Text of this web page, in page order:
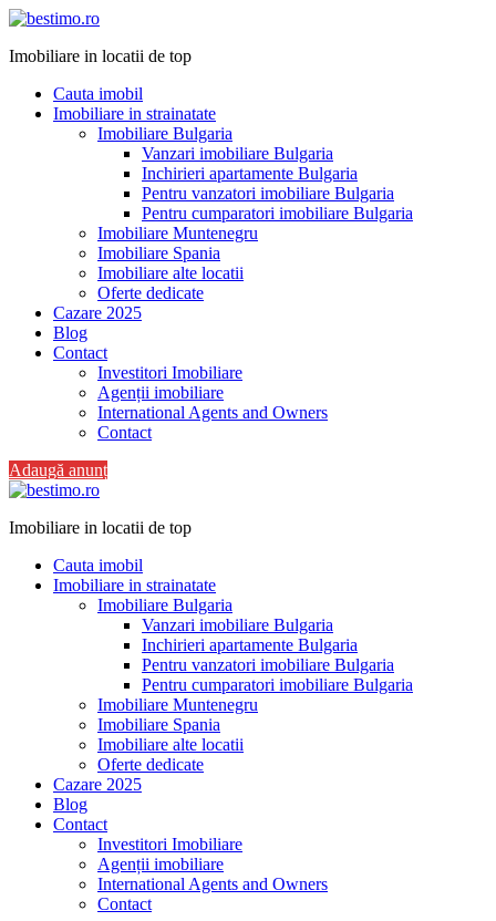
Imobiliare in locatii de top
Cauta imobil
Imobiliare in strainatate
Imobiliare Bulgaria
Vanzari imobiliare Bulgaria
Inchirieri apartamente Bulgaria
Pentru vanzatori imobiliare Bulgaria
Pentru cumparatori imobiliare Bulgaria
Imobiliare Muntenegru
Imobiliare Spania
Imobiliare alte locatii
Oferte dedicate
Cazare 2025
Blog
Contact
Investitori Imobiliare
Agenții imobiliare
International Agents and Owners
Contact
Adaugă anunț
Imobiliare in locatii de top
Cauta imobil
Imobiliare in strainatate
Imobiliare Bulgaria
Vanzari imobiliare Bulgaria
Inchirieri apartamente Bulgaria
Pentru vanzatori imobiliare Bulgaria
Pentru cumparatori imobiliare Bulgaria
Imobiliare Muntenegru
Imobiliare Spania
Imobiliare alte locatii
Oferte dedicate
Cazare 2025
Blog
Contact
Investitori Imobiliare
Agenții imobiliare
International Agents and Owners
Contact